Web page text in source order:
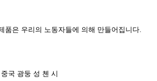
은 우리의 노동자들에 의해 만들어집니다.
국 광둥 성 첸 시